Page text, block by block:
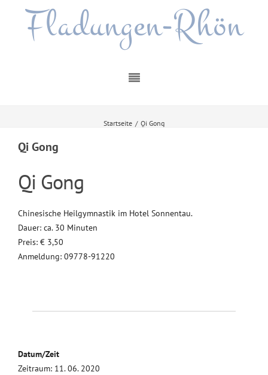
Fladungen-Rhön
Startseite / Qi Gong
Qi Gong
Qi Gong
Chinesische Heilgymnastik im Hotel Sonnentau.
Dauer: ca. 30 Minuten
Preis: € 3,50
Anmeldung: 09778-91220
Datum/Zeit
Zeitraum: 11. 06. 2020